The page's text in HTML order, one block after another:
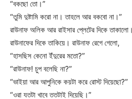
“বকছো তো।”
“তুমি দুষ্টামি করো না। তাহলে আর বকবো না।”
রাউনাফ অলিক আর রাইসার প্লেটের দিকে
রাউনাফের দিকে তাকিয়ে। রাউনাফ রেগে গেলো,
“হাসছিস কেনো ইঁদুরের মতো?”
“রাউনাফ! চুপ বলেছি না?”
“ভাইয়া আর আপুনিকে কয়টা করে রোস্ট দিয়েছো?”
“ওরা যতটা খাবে ততটাই দিয়েছি।”